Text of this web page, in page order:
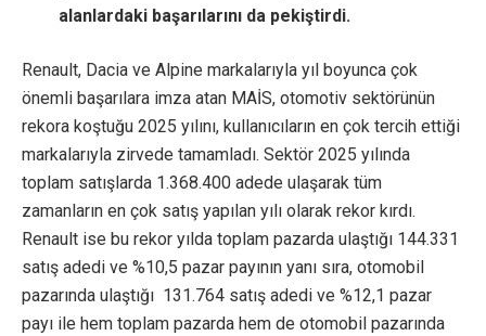
alanlardaki başarılarını da pekiştirdi.
Renault, Dacia ve Alpine markalarıyla yıl boyunca çok
önemli başarılara imza atan MAİS, otomotiv sektörünün
rekora koştuğu 2025 yılını, kullanıcıların en çok tercih ettiği
markalarıyla zirvede tamamladı. Sektör 2025 yılında
toplam satışlarda 1.368.400 adede ulaşarak tüm
zamanların en çok satış yapılan yılı olarak rekor kırdı.
Renault ise bu rekor yılda toplam pazarda ulaştığı 144.331
satış adedi ve %10,5 pazar payının yanı sıra, otomobil
pazarında ulaştığı 131.764 satış adedi ve %12,1 pazar
payı ile hem toplam pazarda hem de otomobil pazarında